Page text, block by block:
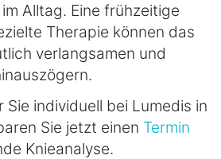
Alltag. Eine frühzeitige
Therapie können das
verlangsamen und
Sie individuell bei Lumedis in
Sie jetzt einen Termin
Knieanalyse.